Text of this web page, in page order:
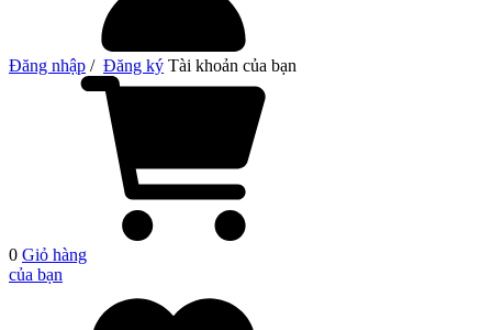
Đăng nhập / Đăng ký Tài khoản của bạn
0 Giỏ hàng
của bạn